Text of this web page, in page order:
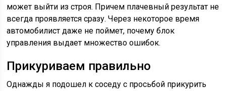
может выйти из строя. Причем плачевный результат не
всегда проявляется сразу. Через некоторое время
автомобилист даже не поймет, почему блок
управления выдает множество ошибок.
Прикуриваем правильно
Однажды я подошел к соседу с просьбой прикурить